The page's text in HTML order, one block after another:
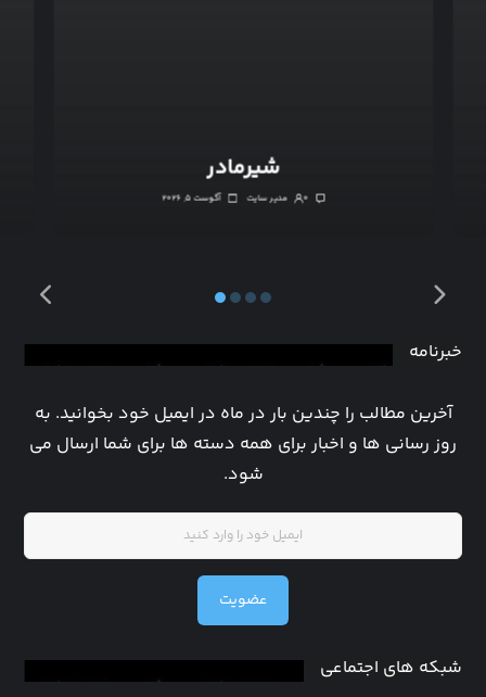
شیرمادر
آگوست ۵, ۲۰۲۶ مدیر سایت ۰
خبرنامه
آخرین مطالب را چندین بار در ماه در ایمیل خود بخوانید. به
روز رسانی ها و اخبار برای همه دسته ها برای شما ارسال می
شود.
عضویت
شبکه های اجتماعی